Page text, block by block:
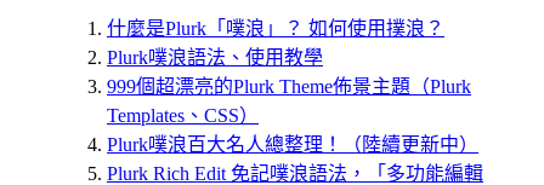
什麼是Plurk「噗浪」？ 如何使用撲浪？
Plurk噗浪語法、使用教學
999個超漂亮的Plurk Theme佈景主題（Plurk
Templates、CSS）
Plurk噗浪百大名人總整理！（陸續更新中）
Plurk Rich Edit 免記噗浪語法，「多功能編輯